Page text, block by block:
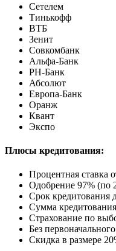
Сетелем
Тинькофф
ВТБ
Зенит
Совкомбанк
Альфа-Банк
РН-Банк
Абсолют
Европа-Банк
Оранж
Квант
Экспо
Плюсы кредитования:
Процентная ставка
Одобрение 97% (по
Срок кредитования
Сумма
Страхование по
Без
Скидка в размере